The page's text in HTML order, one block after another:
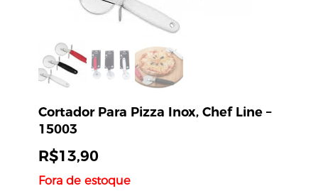
Cortador Para Pizza Inox, Chef Line –
15003
R$13,90
Fora de estoque